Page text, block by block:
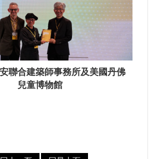
聯合建築師事務所及美國丹佛
兒童博物館